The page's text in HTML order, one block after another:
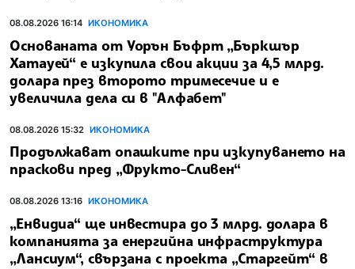
08.08.2026 16:14 ИКОНОМИКА
Основаната от Уорън Бъфрт „Бъркшър
Хатауей“ е изкупила свои акции за 4,5 млрд.
долара през второто тримесечие и е
увеличила дела си в "Алфабет"
08.08.2026 15:32 ИКОНОМИКА
Продължават опашките при изкупуването на
праскови пред „Фрукто-Сливен“
08.08.2026 13:16 ИКОНОМИКА
„Енвидиа“ ще инвестира до 3 млрд. долара в
компанията за енергийна инфраструктура
„Лансиум“, свързана с проекта „Старгейт“ в